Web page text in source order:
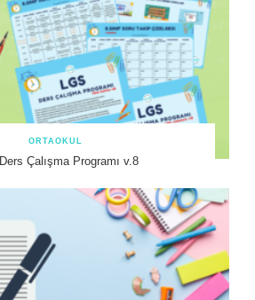
ORTAOKUL
Çalışma Programı v.8